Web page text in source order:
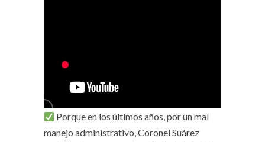
Porque en los últimos años, por un mal
manejo administrativo, Coronel Suárez